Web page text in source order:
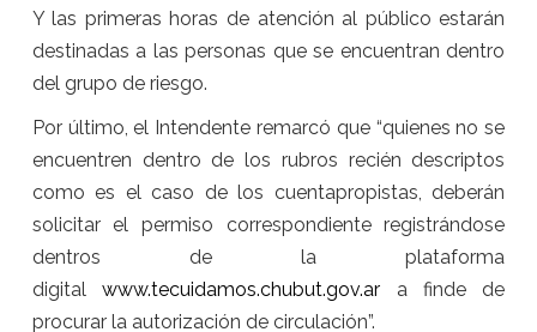
Y las primeras horas de atención al público estarán
destinadas a las personas que se encuentran dentro
del grupo de riesgo.
Por último, el Intendente remarcó que “quienes no se
encuentren dentro de los rubros recién descriptos
como es el caso de los cuentapropistas, deberán
solicitar el permiso correspondiente registrándose
dentros de la plataforma
digitalwww.tecuidamos.chubut.gov.ar a finde de
procurar la autorización de circulación”.